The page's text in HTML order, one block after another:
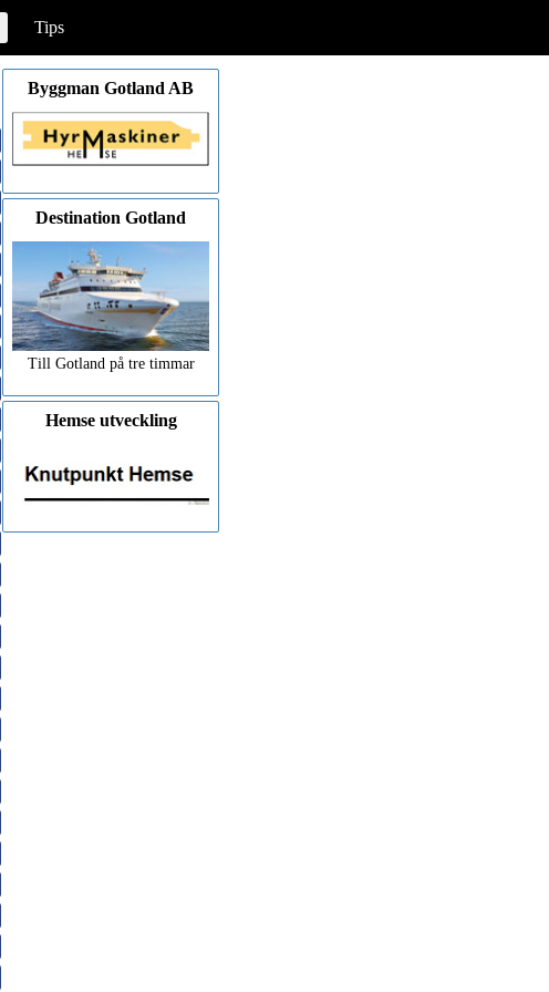
Tips
Byggman Gotland AB
Destination Gotland
Till Gotland på tre timmar
Hemse utveckling